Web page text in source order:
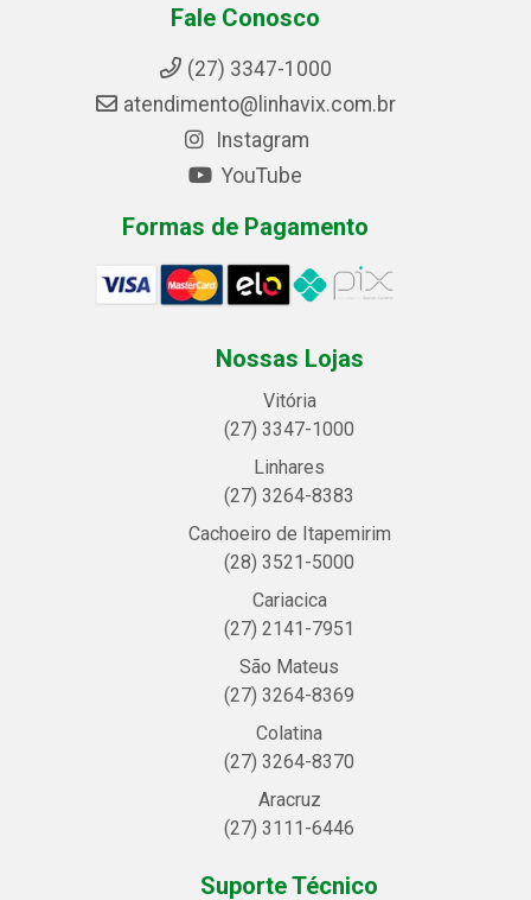
Fale Conosco
(27) 3347-1000
atendimento@linhavix.com.br
Instagram
YouTube
Formas de Pagamento
Nossas Lojas
Vitória
(27) 3347-1000
Linhares
(27) 3264-8383
Cachoeiro de Itapemirim
(28) 3521-5000
Cariacica
(27) 2141-7951
São Mateus
(27) 3264-8369
Colatina
(27) 3264-8370
Aracruz
(27) 3111-6446
Suporte Técnico